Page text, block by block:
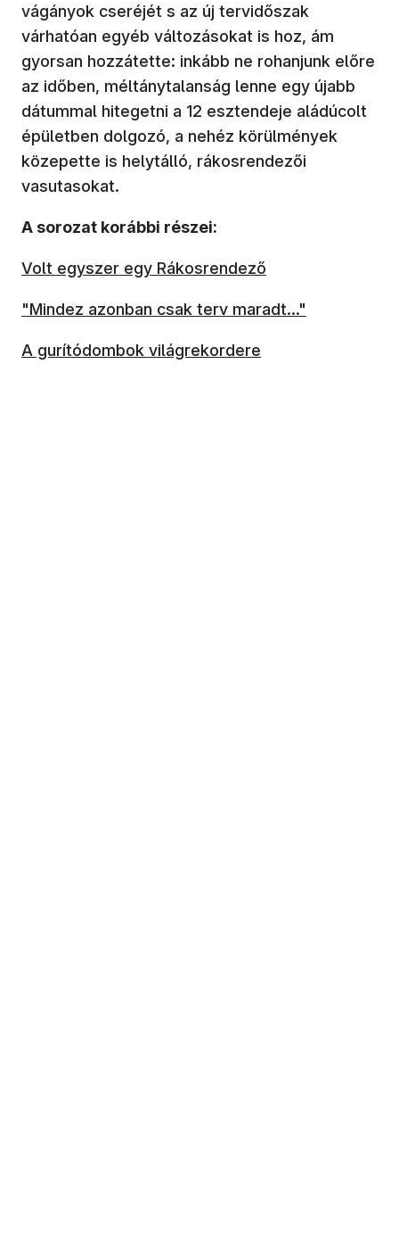
vágányok cseréjét s az új tervidőszak
várhatóan egyéb változásokat is hoz, ám
gyorsan hozzátette: inkább ne rohanjunk előre
az időben, méltánytalanság lenne egy újabb
dátummal hitegetni a 12 esztendeje aládúcolt
épületben dolgozó, a nehéz körülmények
közepette is helytálló, rákosrendezői
vasutasokat.
A sorozat korábbi részei:
Volt egyszer egy Rákosrendező
"Mindez azonban csak terv maradt..."
A gurítódombok világrekordere